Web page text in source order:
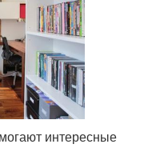
интересные